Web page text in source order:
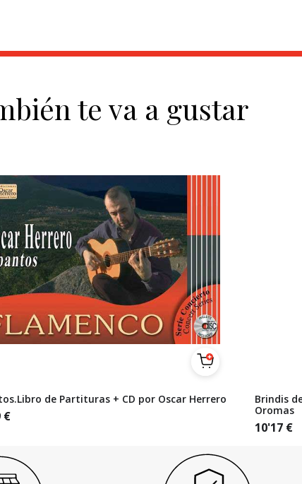
te va a gustar
de Partituras + CD por Oscar Herrero
€
Brindis
Oromas
10'17 €